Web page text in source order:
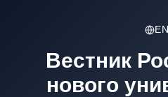
EN
Вестник
нового